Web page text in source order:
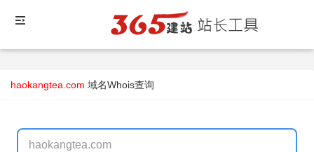
haokangtea.com 域名Whois查询